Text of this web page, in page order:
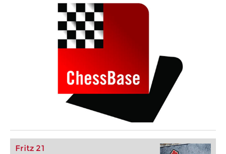
Fritz 21